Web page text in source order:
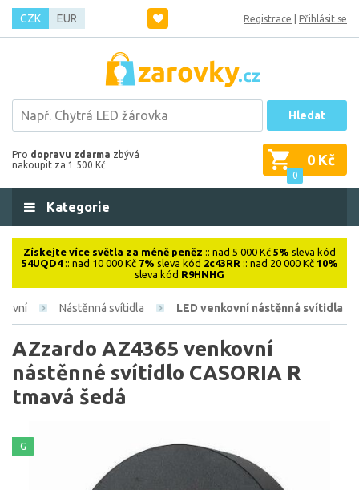
CZK EUR Registrace Přihlásit se
Hledat
Pro dopravu zdarma zbývá
nakoupit za 1 500 Kč
0
0 Kč
Kategorie
Získejte více světla za méně peněz :: nad 5 000 Kč 5% sleva kód
54UQD4:: nad 10 000 Kč 7% sleva kód 2c43RR :: nad 20 000 Kč 10%
sleva kód R9HNHG
Nástěnná svítidla LED venkovní nástěnná svítidla
AZzardo AZ4365 venkovní
nástěnné svítidlo CASORIA R
tmavá šedá
G